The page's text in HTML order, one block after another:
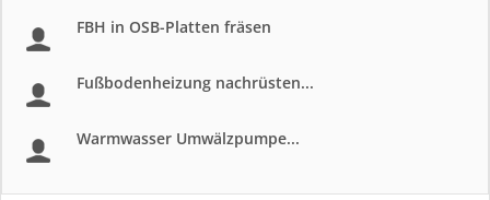
FBH in OSB-Platten fräsen
Fußbodenheizung nachrüsten...
Warmwasser Umwälzpumpe...